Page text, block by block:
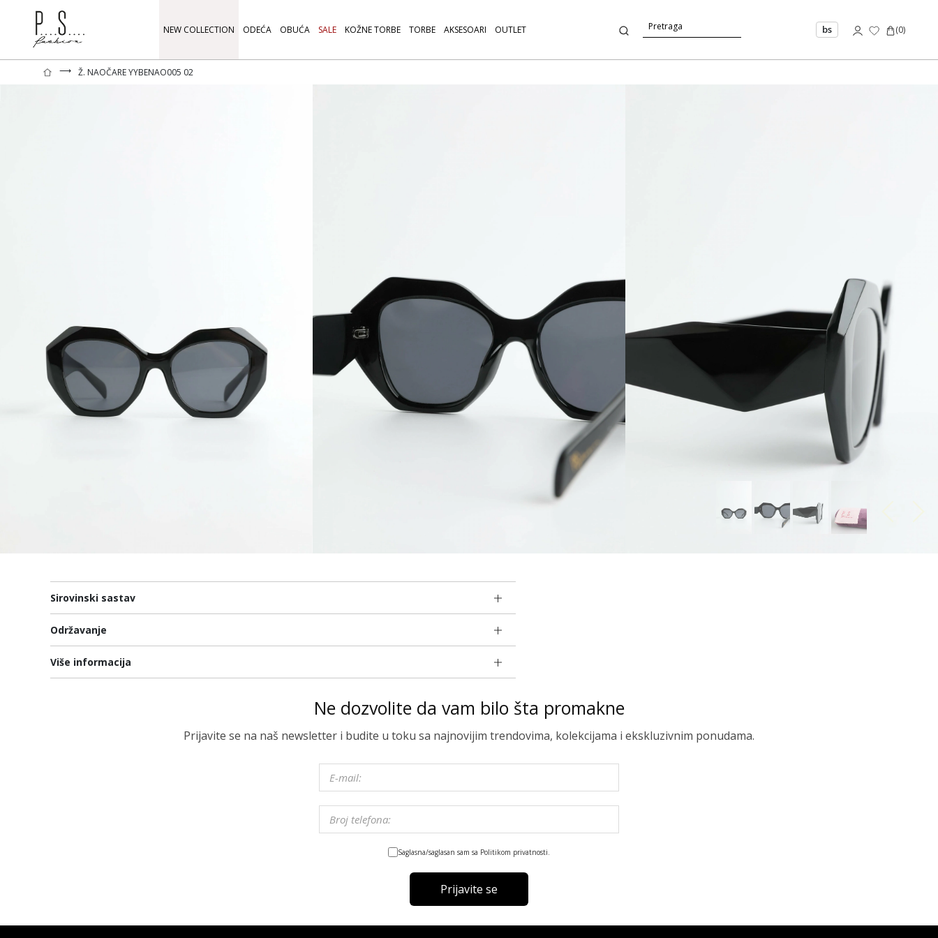
NEW COLLECTION ODEĆA OBUĆA SALE KOŽNE TORBE TORBE AKSESOARI OUTLET bs (0)
⟶ Ž. NAOČARE YYBENAO005 02
Sirovinski sastav
Održavanje
Više informacija
Ne dozvolite da vam bilo šta promakne
Prijavite se na naš newsletter i budite u toku sa najnovijim trendovima, kolekcijama i ekskluzivnim ponudama.
Saglasna/saglasan sam sa Politikom privatnosti.
Prijavite se